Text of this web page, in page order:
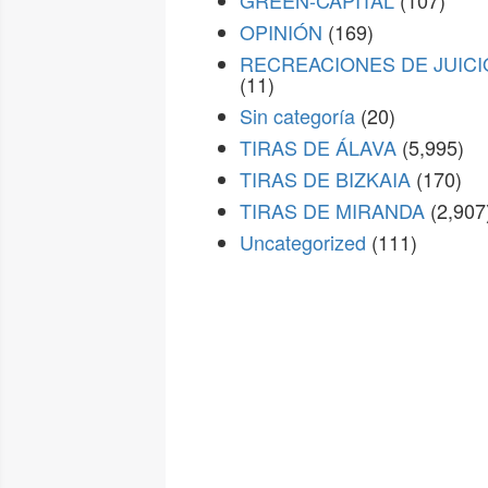
OPINIÓN (169)
RECREACIONES DE
(11)
Sin categoría (20)
TIRAS DE ÁLAVA (5,995)
TIRAS DE BIZKAIA (170)
TIRAS DE MIRANDA
Uncategorized (111)